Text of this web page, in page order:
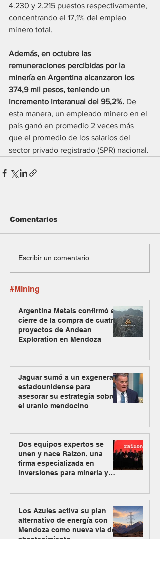
4.230 y 2.215 puestos respectivamente,
concentrando el 17,1% del empleo
minero total.
Además, en octubre las
remuneraciones percibidas por la
minería en Argentina alcanzaron los
374,9 mil pesos, teniendo un
incremento interanual del 95,2%. De
esta manera, un empleado minero en el
país ganó en promedio 2 veces más
que el promedio de los salarios del
sector privado registrado (SPR) nacional.
Comentarios
Escribir un comentario...
#Mining
Argentina Metals confirmó el
cierre de la compra de cuatro
proyectos de Andean
Exploration en Mendoza
Jaguar sumó a un exgeneral
estadounidense para
asesorar su estrategia sobre
el uranio mendocino
Dos equipos expertos se
unen y nace Raizon, una
firma especializada en
inversiones para minería y
Los Azules activa su plan
alternativo de energía con
Mendoza como nueva vía de
abastecimiento